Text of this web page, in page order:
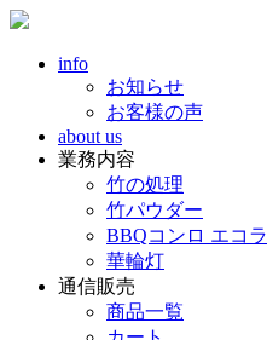
info
お知らせ
お客様の声
about us
業務内容
竹の処理
竹パウダー
BBQコンロ エコラ
華輪灯
通信販売
商品一覧